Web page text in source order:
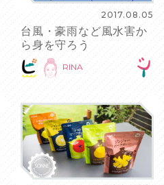
2017.08.05
台風・豪雨など風水害か
ら身を守ろう
RINA